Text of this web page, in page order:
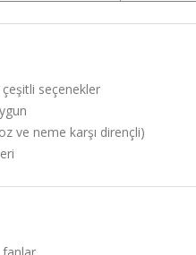
seçenekler
ve neme karşı dirençli)